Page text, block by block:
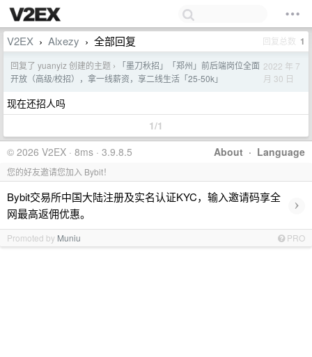
V2EX › Alxezy › 全部回复 回复总数 1
回复了 yuanyiz 创建的主题 ›
「墨刀秋招」「郑州」前后端岗位全面
开放（高级/校招），拿一线薪资，享二线生活「25-50k」
2022 年 7
月 30 日
现在还招人吗
1/1
About · Language
© 2026 V2EX · 8ms · 3.9.8.5
您的好友邀请您加入 Bybit！
Bybit交易所中国大陆注册及实名认证KYC，输入邀请码享全
网最高返佣优惠。
›
Promoted by Muniu PRO